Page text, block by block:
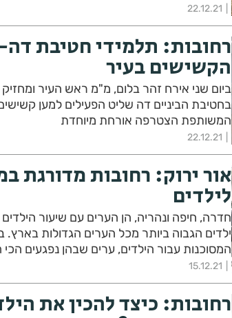
22.12.21
רחובות: תלמידי חטיבת
הקשישים בעיר
ביום שני אירח זהר בלום, מ"מ ראש העיר
בחטיבת הביניים דה שליט הפעילים למען
המשותפת הצטרפה אורחת מיוחדת
22.12.21
לילדים
חדרה, חיפה ונהריה, הן הערים עם שיעור
ילדים הגבוה ביותר מכל הערים הגדולות בארץ.
המסוכנות עבור הילדים, ערים שבהן נפגעים הכי הרבה ילדים (0-
15.12.21
רחובות: כיצד להכין את